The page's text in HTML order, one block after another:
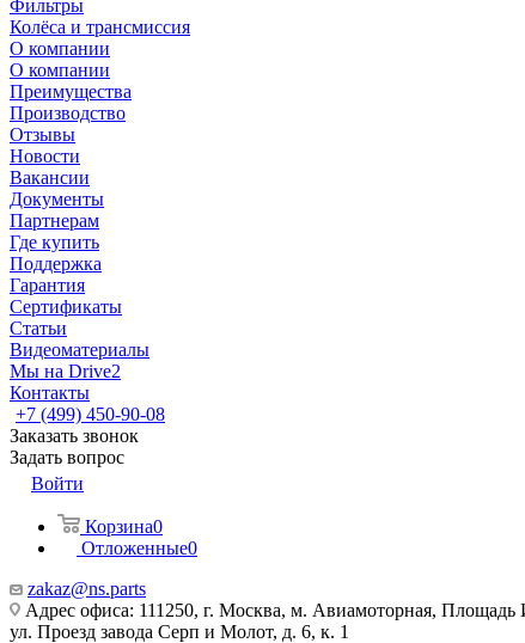
Фильтры
Колёса и трансмиссия
О компании
О компании
Преимущества
Производство
Отзывы
Новости
Вакансии
Документы
Партнерам
Где купить
Поддержка
Гарантия
Сертификаты
Статьи
Видеоматериалы
Мы на Drive2
Контакты
+7 (499) 450-90-08
Заказать звонок
Задать вопрос
Войти
Корзина0
Отложенные0
zakaz@ns.parts
Адрес офиса: 111250, г. Москва, м. Авиамоторная, Площадь
ул. Проезд завода Серп и Молот, д. 6, к. 1